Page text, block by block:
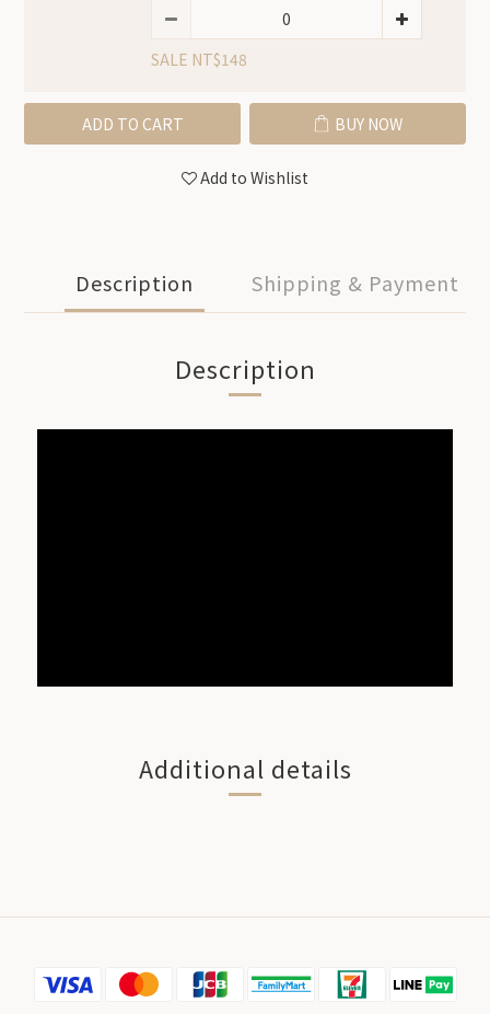
SALE NT$148
ADD TO CART BUY NOW
Add to Wishlist
Description Shipping & Payment
Description
Additional details